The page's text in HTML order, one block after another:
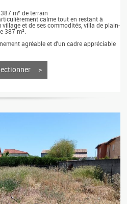
m² de terrain
calme tout en restant à
et de ses commodités, villa de plain-
387 m².
agréable et d'un cadre appréciable
>